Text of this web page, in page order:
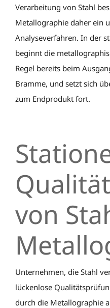
Verarbeitung von Stahl
Metallographie daher ein
Analyseverfahren. In der
beginnt die
Regel bereits beim
Bramme, und setzt sich
zum Endprodukt fort.
von
Unternehmen, die Stahl
lückenlose
durch die Metallographie